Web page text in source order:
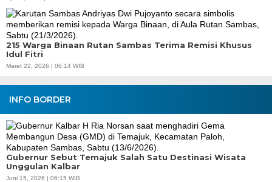
215 Warga Binaan Rutan Sambas Terima Remisi Khusus
Idul Fitri
Maret 22, 2026 | 06:14 WIB
INFO BORDER
Gubernur Sebut Temajuk Salah Satu Destinasi Wisata
Unggulan Kalbar
Juni 15, 2026 | 06:15 WIB